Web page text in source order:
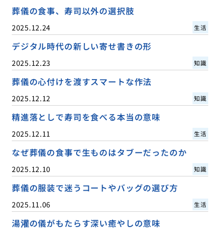
葬儀の食事、寿司以外の選択肢
2025.12.24 生活
デジタル時代の新しい寄せ書きの形
2025.12.23 知識
葬儀の心付けを渡すスマートな作法
2025.12.12 知識
精進落としで寿司を食べる本当の意味
2025.12.11 生活
なぜ葬儀の食事で生ものはタブーだったのか
2025.12.10 知識
葬儀の服装で迷うコートやバッグの選び方
2025.11.06 生活
湯灌の儀がもたらす深い癒やしの意味